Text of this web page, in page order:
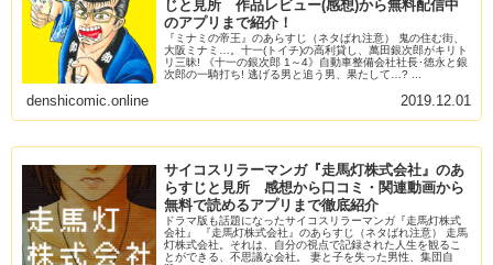
じと見所 作品レビュー(感想)から無料配信中
のアプリまで紹介！
『ミナミの帝王』のあらすじ（ネタばれ注意） 鬼の住む街、
大阪ミナミ…。十一(トイチ)の高利貸し、萬田銀次郎がキリト
リ三昧! 《十一の銀次郎 1～4》自動車整備会社社長･徳永と銀
次郎の一騎打ち! 逃げる男と追う男、果たして…? ...
denshicomic.online 2019.12.01
サイコスリラーマンガ『走馬灯株式会社』のあ
らすじと見所 感想から口コミ・関連動画から
無料で読めるアプリまで徹底紹介
ドラマ版も話題になったサイコスリラーマンガ『走馬灯株式
会社』 『走馬灯株式会社』のあらすじ（ネタばれ注意） 走馬
灯株式会社。それは、自分の視点で記録された人生を観るこ
とができる、不思議な会社。 妻と子を失った男性、集団自